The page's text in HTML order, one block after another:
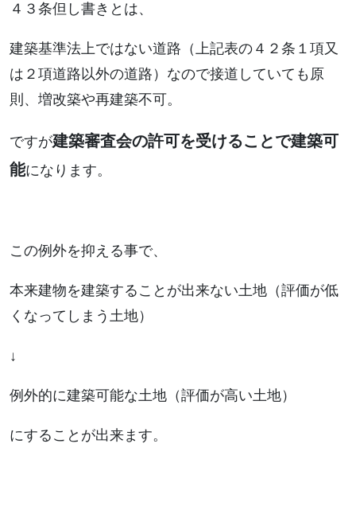
４３条但し書きとは、
建築基準法上ではない道路（上記表の４２条１項又
は２項道路以外の道路）なので接道していても原
則、増改築や再建築不可。
ですが建築審査会の許可を受けることで建築可
能になります。
この例外を抑える事で、
本来建物を建築することが出来ない土地（評価が低
くなってしまう土地）
↓
例外的に建築可能な土地（評価が高い土地）
にすることが出来ます。